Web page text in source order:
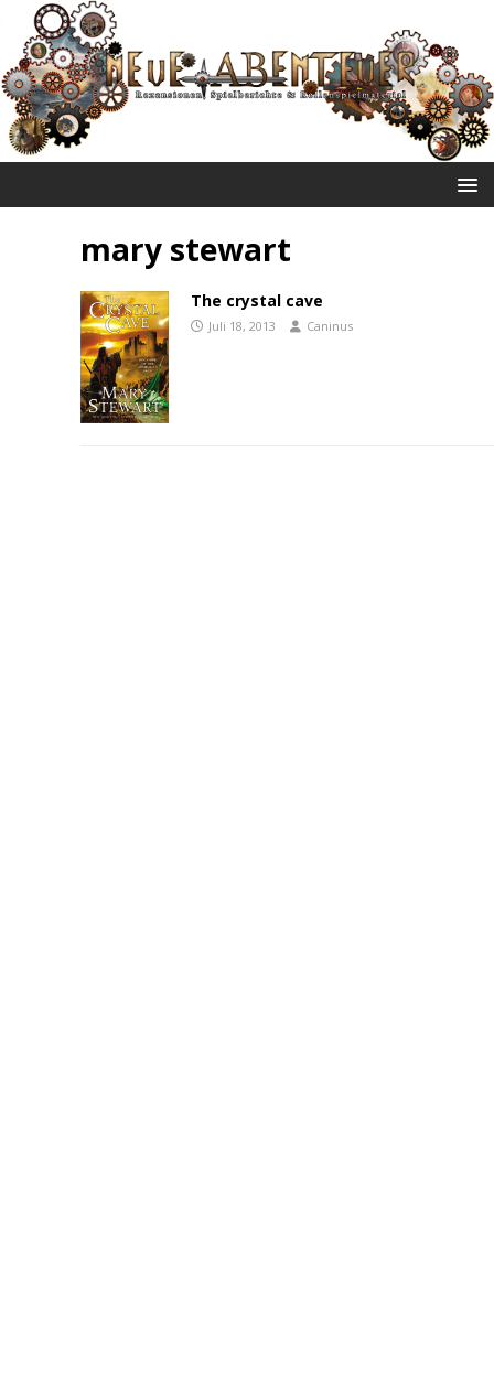
mary stewart
The crystal cave
Juli 18, 2013 Caninus